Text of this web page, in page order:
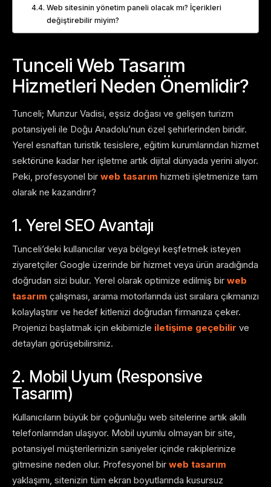
Web sitesinin yönetim paneli olacak mı? İçerikleri
değiştirebilir miyim?
Tunceli Web Tasarım
Hizmetleri Neden Önemlidir?
Tunceli; Munzur Vadisi, eşsiz doğası ve gelişen turizm
potansiyeli ile Doğu Anadolu’nun özel şehirlerinden biridir.
Yerel esnaftan turistik tesislere, eğitim kurumlarından hizmet
sektörüne kadar her işletme artık dijital dünyada yerini alıyor.
Peki, profesyonel bir web tasarım hizmeti işletmenize tam
olarak ne kazandırır?
1. Yerel SEO Avantajı
Tunceli’deki kullanıcılar veya bölgeyi keşfetmek isteyen
ziyaretçiler Google üzerinde bir hizmet veya ürün aradığında
doğrudan sizi bulur. Yerel olarak optimize edilmiş bir web
tasarım çalışması, arama motorlarında üst sıralara çıkmanızı
kolaylaştırır ve hedef kitlenizi doğrudan firmanıza çeker.
Projenizi başlatmak için ekibimizle iletişime geçebilir ve
detayları görüşebilirsiniz.
2. Mobil Uyum (Responsive
Tasarım)
Kullanıcıların büyük bir çoğunluğu web sitelerine artık akıllı
telefonlarından ulaşıyor. Mobil uyumlu olmayan bir site,
potansiyel müşterilerinizin saniyeler içinde rakiplerinize
gitmesine neden olur. Profesyonel bir web tasarım
yaklaşımı, sitenizin tüm ekran boyutlarında kusursuz